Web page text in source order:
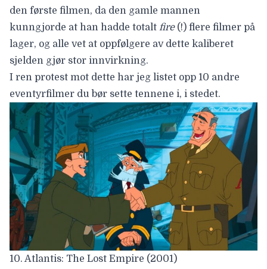
den første filmen, da den gamle mannen
kunngjorde at han hadde totalt fire(!) flere filmer på
lager, og alle vet at oppfølgere av dette kaliberet
sjelden gjør stor innvirkning.
I ren protest mot dette har jeg listet opp 10 andre
eventyrfilmer du bør sette tennene i, i stedet.
10. Atlantis: The Lost Empire (2001)